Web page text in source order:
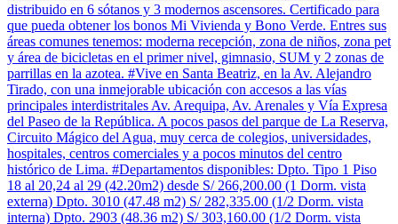
distribuido en 6 sótanos y 3 modernos ascensores. Certificado para
que pueda obtener los bonos Mi Vivienda y Bono Verde. Entres sus
áreas comunes tenemos: moderna recepción, zona de niños, zona pet
y área de bicicletas en el primer nivel, gimnasio, SUM y 2 zonas de
parrillas en la azotea. #Vive en Santa Beatriz, en la Av. Alejandro
Tirado, con una inmejorable ubicación con accesos a las vías
principales interdistritales Av. Arequipa, Av. Arenales y Vía Expresa
del Paseo de la República. A pocos pasos del parque de La Reserva,
Circuito Mágico del Agua, muy cerca de colegios, universidades,
hospitales, centros comerciales y a pocos minutos del centro
histórico de Lima. #Departamentos disponibles: Dpto. Tipo 1 Piso
18 al 20,24 al 29 (42.20m2) desde S/ 266,200.00 (1 Dorm. vista
externa) Dpto. 3010 (47.48 m2) S/ 282,335.00 (1/2 Dorm. vista
interna) Dpto. 2903 (48.36 m2) S/ 303,160.00 (1/2 Dorm. vista